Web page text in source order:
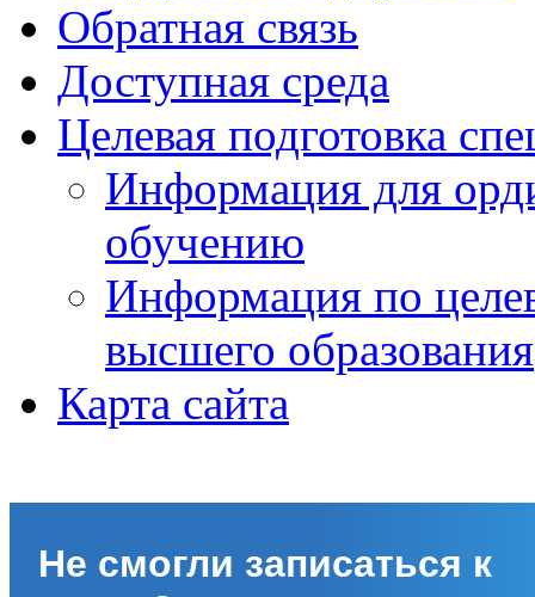
Обратная связь
Доступная среда
Целевая подготовка
Информация для
обучению
Информация по
высшего образования
Карта сайта
Не смогли записаться к